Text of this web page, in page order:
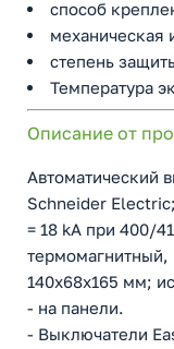
способ
механическая
степень
Температура
Описание от
Автоматический
Schneider
= 18 kA при 400/
140х68x165 мм;
- на панели.
- Выключатели